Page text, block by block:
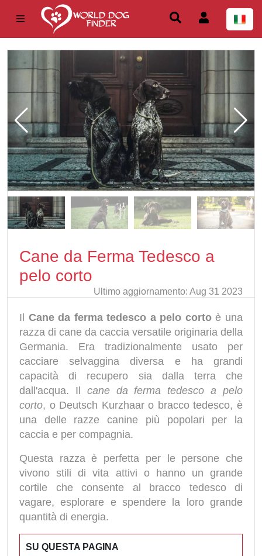
Cane da Ferma Tedesco a
pelo corto
Ultimo aggiornamento: Aug 31 2023
Il Cane da ferma tedesco a pelo cortoè una
razza di cane da caccia versatile originaria della
Germania. Era tradizionalmente usato per
cacciare selvaggina diversa e ha grandi
capacità di recupero sia dalla terra che
dall'acqua. Il cane da ferma tedesco a pelo
corto, o Deutsch Kurzhaar o bracco tedesco, è
una delle razze canine più popolari per la
caccia e per compagnia.
Questa razza è perfetta per le persone che
vivono stili di vita attivi o hanno un grande
cortile che consente al bracco tedesco di
vagare, esplorare e spendere la loro grande
quantità di energia.
SU QUESTA PAGINA